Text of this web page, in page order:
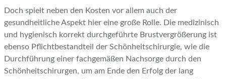
Doch spielt neben den Kosten vor allem auch der
gesundheitliche Aspekt hier eine große Rolle. Die medizinisch
und hygienisch korrekt durchgeführte Brustvergrößerung ist
ebenso Pflichtbestandteil der Schönheitschirurgie, wie die
Durchführung einer fachgemäßen Nachsorge durch den
Schönheitschirurgen, um am Ende den Erfolg der lang